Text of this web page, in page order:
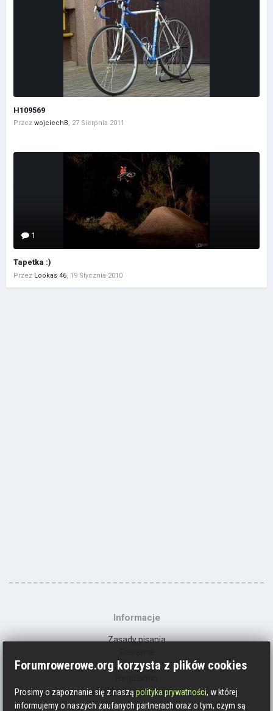
H109569
Przez wojciechB, 27 Sierpnia 2011
1
Tapetka :)
Przez Lookas 46, 19 Stycznia 2010
Informacje
Zasady pisania
Kontakt
Polityka prywatności
Forumrowerowe.org korzysta z plików cookies
Prosimy o zapoznanie się z nasząpolityka prywatności, w której
informujemy o naszych zaufanych partnerach oraz o tym, czym są